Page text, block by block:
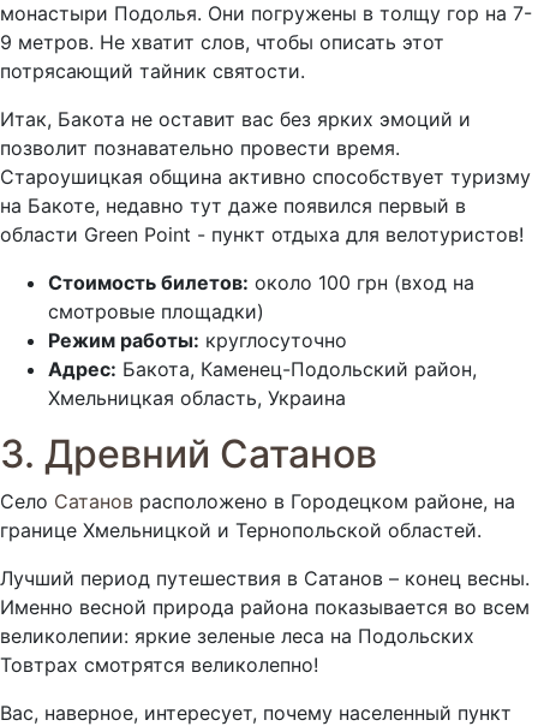
монастыри Подолья. Они погружены в толщу гор на 7-
9 метров. Не хватит слов, чтобы описать этот
потрясающий тайник святости.
Итак, Бакота не оставит вас без ярких эмоций и
позволит познавательно провести время.
Староушицкая община активно способствует туризму
на Бакоте, недавно тут даже появился первый в
области Green Point - пункт отдыха для велотуристов!
Стоимость билетов: около 100 грн (вход на
смотровые площадки)
Режим работы: круглосуточно
Адрес: Бакота, Каменец-Подольский район,
Хмельницкая область, Украина
3. Древний Сатанов
Село Сатанов расположено в Городецком районе, на
границе Хмельницкой и Тернопольской областей.
Лучший период путешествия в Сатанов – конец весны.
Именно весной природа района показывается во всем
великолепии: яркие зеленые леса на Подольских
Товтрах смотрятся великолепно!
Вас, наверное, интересует, почему населенный пункт